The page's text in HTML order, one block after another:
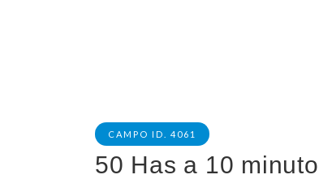
CAMPO ID. 4061
50 Has a 10